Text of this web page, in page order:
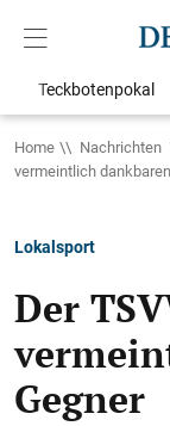
Teckbotenpokal
Home Nachrichten
vermeintlich
Lokalsport
Der
Gegner